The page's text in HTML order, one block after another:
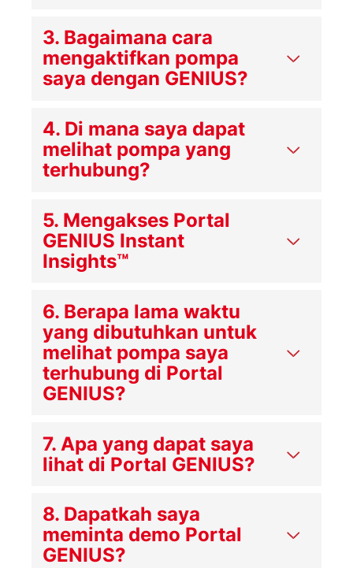
3. Bagaimana cara
mengaktifkan pompa
saya dengan GENIUS?
4. Di mana saya dapat
melihat pompa yang
terhubung?
5. Mengakses Portal
GENIUS Instant
Insights™
6. Berapa lama waktu
yang dibutuhkan untuk
melihat pompa saya
terhubung di Portal
GENIUS?
7. Apa yang dapat saya
lihat di Portal GENIUS?
8. Dapatkah saya
meminta demo Portal
GENIUS?